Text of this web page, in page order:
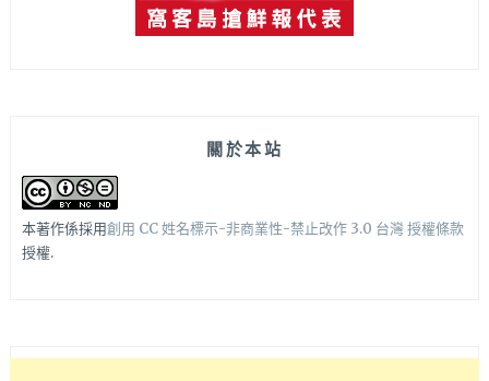
關於本站
本著作係採用創用 CC 姓名標示-非商業性-禁止改作 3.0 台灣 授權條款
授權.